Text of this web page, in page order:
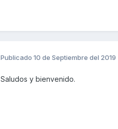
Publicado 10 de Septiembre del 2019
Saludos y bienvenido.